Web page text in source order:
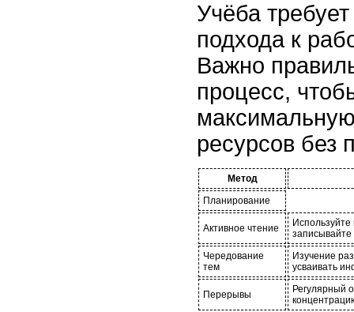
Учёба
подхода к
Важно
процесс,
ресурсов без
Метод
Планирование
Активное чтение
Чередование
тем
Изучение
усваивать
Перерывы
Регулярный